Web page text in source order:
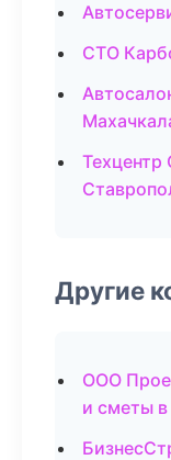
СТО
Другие
ООО
и сметы